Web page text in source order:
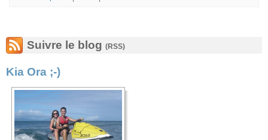
Suivre le blog (RSS)
Kia Ora ;-)